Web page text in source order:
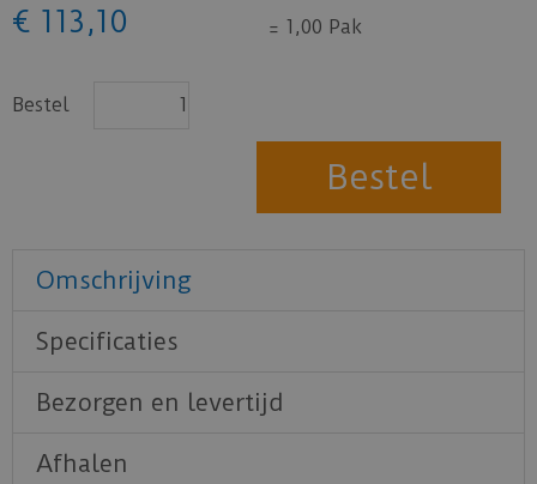
€ 113 ,10 = 1,00 Pak
Bestel
Omschrijving
Specificaties
Bezorgen en levertijd
Afhalen